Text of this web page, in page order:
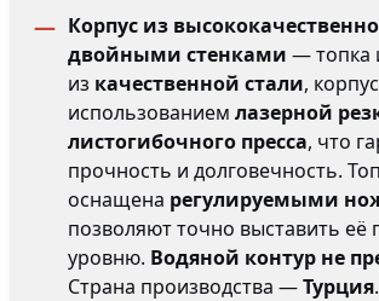
Корпус из
двойными стенками — топка
из качественной стали,
использованием лазерной
листогибочного пресса, что
прочность и долговечность.
оснащена регулируемыми
позволяют точно выставить её
уровню. Водяной контур не
Страна производства —Турция.